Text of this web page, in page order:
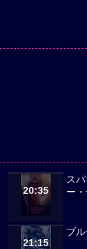
20:35
ス
ー
21:15
ブ